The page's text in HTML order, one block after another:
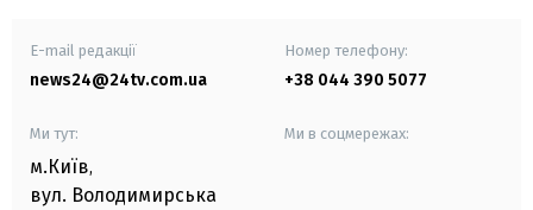
E-mail редакції
news24@24tv.com.ua
Номер телефону:
+38 044 390 5077
Ми тут:
м.Київ,
вул. Володимирська
Ми в соцмережах: